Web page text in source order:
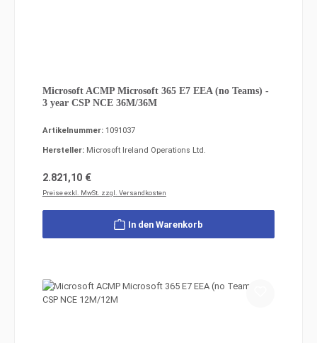
Microsoft ACMP Microsoft 365 E7 EEA (no Teams) -
3 year CSP NCE 36M/36M
Artikelnummer: 1091037
Hersteller: Microsoft Ireland Operations Ltd.
Regulärer Preis:
2.821,10 €
Preise exkl. MwSt. zzgl. Versandkosten
In den Warenkorb